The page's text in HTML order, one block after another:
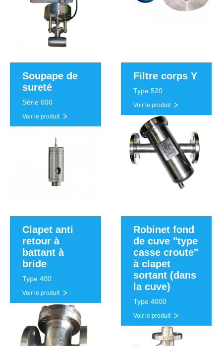
Soupape de
sureté
Série 600
Voir le produit
Filtre corps Y
Type 520
Voir le produit
Clapet anti
retour à
battant à
bride
Type 400
Voir le produit
Robinet fond
de cuve "type
casse croute"
à clapet
sortant (dans
la cuve)
Type 4000
Voir le produit